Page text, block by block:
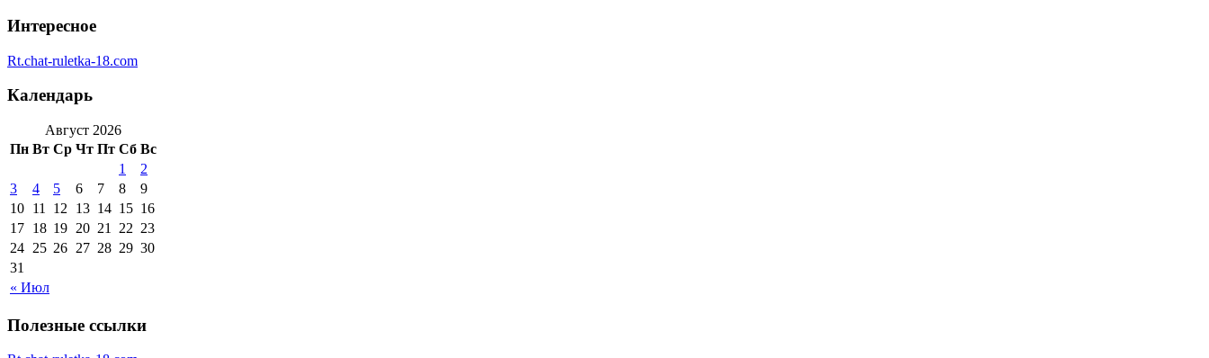
Интересное
Rt.chat-ruletka-18.com
Календарь
Август 2026
Пн Вт Ср Чт Пт Сб Вс
« Июл
1
2
3
4 5 6 7 8
9
10 11 12 13 14 15 16
17 18 19 20 21 22 23
24 25 26 27 28 29 30
31
Полезные ссылки